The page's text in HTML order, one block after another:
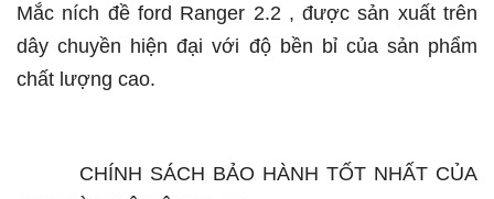
Mắc ních đề ford Ranger 2.2 , được sản xuất trên
dây chuyền hiện đại với độ bền bỉ của sản phẩm
chất lượng cao.
CHÍNH SÁCH BẢO HÀNH TỐT NHẤT CỦA